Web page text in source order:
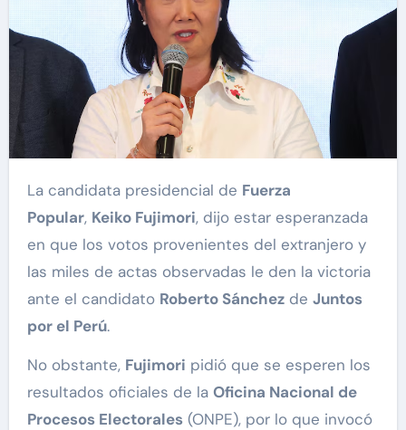
La candidata presidencial de Fuerza
Popular, Keiko Fujimori, dijo estar esperanzada
en que los votos provenientes del extranjero y
las miles de actas observadas le den la victoria
ante el candidato Roberto Sánchezde Juntos
por el Perú.
No obstante, Fujimori pidió que se esperen los
resultados oficiales de la Oficina Nacional de
Procesos Electorales(ONPE), por lo que invocó